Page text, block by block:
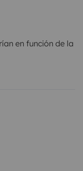
en función de la